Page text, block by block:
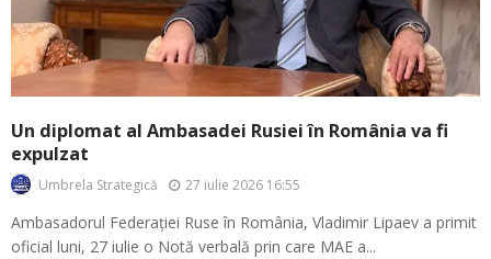
Un diplomat al Ambasadei Rusiei în România va fi
expulzat
Umbrela Strategică 27 iulie 2026 16:55
Ambasadorul Federației Ruse în România, Vladimir Lipaev a primit
oficial luni, 27 iulie o Notă verbală prin care MAE a...